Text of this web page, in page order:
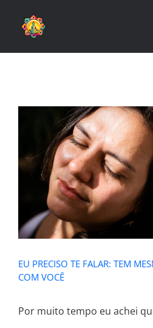
EU PRECISO TE
ALGO DE
EU PRECISO TE FALAR: TEM
COM VOCÊ
Por muito tempo eu achei